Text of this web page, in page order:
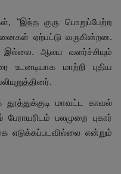
"இந்த குரு பொறுப்பேற்ற
ஏற்பட்டு வருகின்றன.
இல்லை. ஆலய வளர்ச்சியும்
உடனடியாக மாற்றி புதிய
மாவட்ட காவல்
பலமுறை புகார்
எடுக்கப்படவில்லை என்றும்